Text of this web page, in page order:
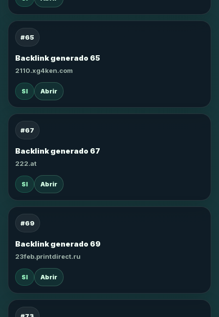
#65
Backlink generado 65
2110.xg4ken.com
SI Abrir
#67
Backlink generado 67
222.at
SI Abrir
#69
Backlink generado 69
23feb.printdirect.ru
SI Abrir